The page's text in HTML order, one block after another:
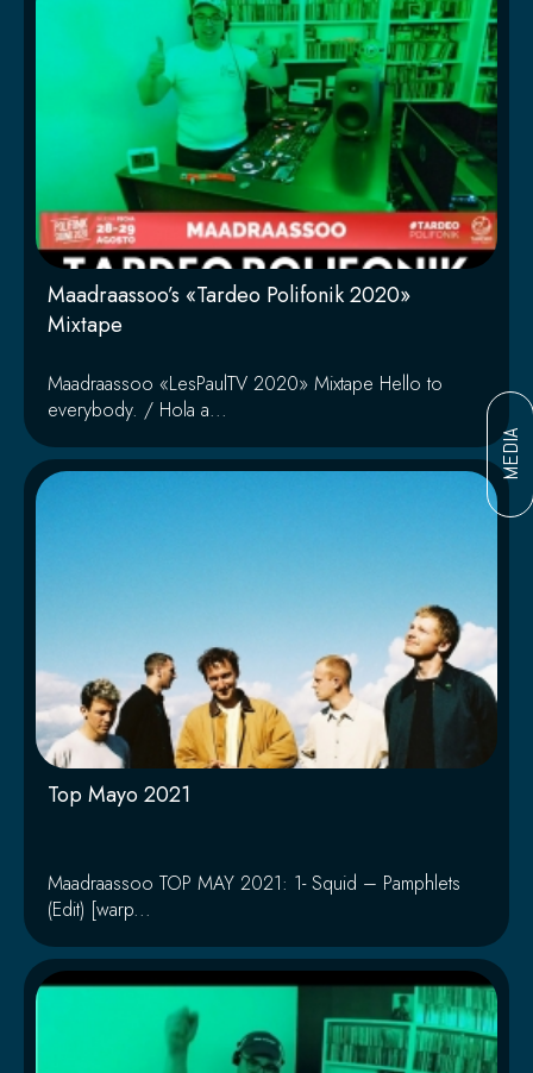
MEDIA
Maadraassoo’s «Tardeo Polifonik 2020»
Mixtape
Maadraassoo «LesPaulTV 2020» Mixtape Hello to
everybody. / Hola a...
Top Mayo 2021
Maadraassoo TOP MAY 2021: 1- Squid – Pamphlets
(Edit) [warp...